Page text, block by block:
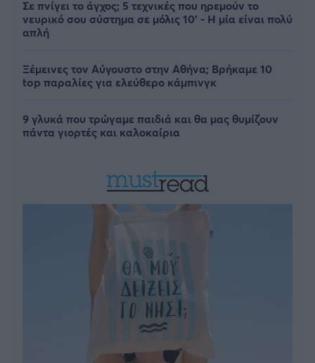
Σε πνίγει το άγχος; 5 τεχνικές που ηρεμούν το
νευρικό σου σύστημα σε μόλις 10' - Η μία είναι πολύ
απλή
Ξέμεινες τον Αύγουστο στην Αθήνα; Βρήκαμε 10
top παραλίες για ελεύθερο κάμπινγκ
9 γλυκά που τρώγαμε παιδιά και θα μας θυμίζουν
πάντα γιορτές και καλοκαίρια